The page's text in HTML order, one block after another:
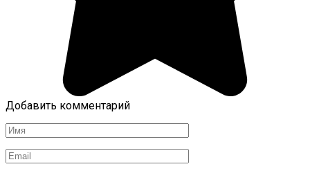
Добавить комментарий
Имя
Email